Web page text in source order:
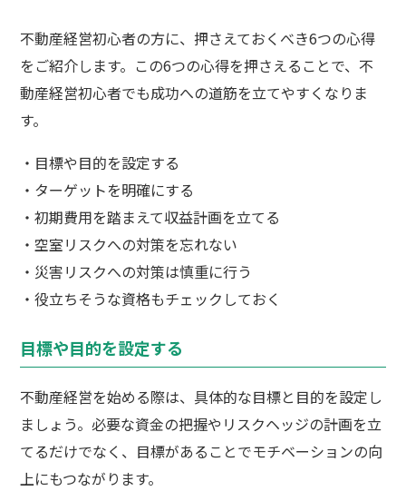
不動産経営初心者の方に、押さえておくべき6つの心得
をご紹介します。この6つの心得を押さえることで、不
動産経営初心者でも成功への道筋を立てやすくなりま
す。
・目標や目的を設定する
・ターゲットを明確にする
・初期費用を踏まえて収益計画を立てる
・空室リスクへの対策を忘れない
・災害リスクへの対策は慎重に行う
・役立ちそうな資格もチェックしておく
目標や目的を設定する
不動産経営を始める際は、具体的な目標と目的を設定し
ましょう。必要な資金の把握やリスクヘッジの計画を立
てるだけでなく、目標があることでモチベーションの向
上にもつながります。